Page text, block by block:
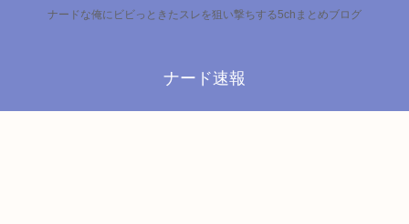
ナードな俺にビビっときたスレを狙い撃ちする5chまとめブログ
ナード速報